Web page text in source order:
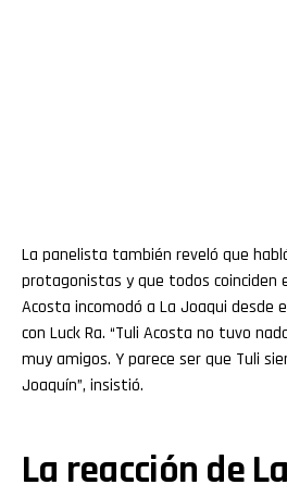
La panelista también reveló que
protagonistas y que todos coinciden
Acosta incomodó a La Joaqui desde
con Luck Ra. “Tuli Acosta no tuvo
muy amigos. Y parece ser que Tuli
Joaquín”, insistió.
La reacción de